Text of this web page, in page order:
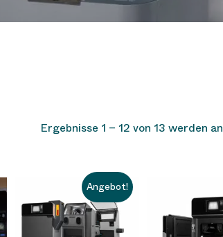
Ergebnisse 1 – 12 von 13 werden
Angebot!